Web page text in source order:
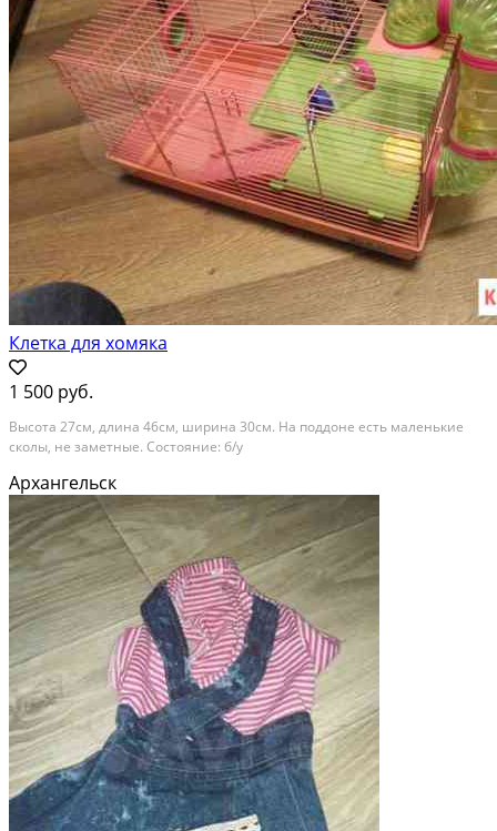
Клетка для хомяка
1 500 руб.
Высота 27см, длина 46см, ширина 30см. На поддоне есть маленькие
сколы, не заметные. Состояние: б/у
Архангельск